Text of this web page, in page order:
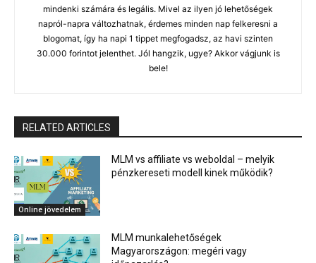
mindenki számára és legális. Mivel az ilyen jó lehetőségek
napról-napra változhatnak, érdemes minden nap felkeresni a
blogomat, így ha napi 1 tippet megfogadsz, az havi szinten
30.000 forintot jelenthet. Jól hangzik, ugye? Akkor vágjunk is
bele!
RELATED ARTICLES
Online jövedelem
MLM vs affiliate vs weboldal – melyik
pénzkereseti modell kinek működik?
MLM munkalehetőségek
Magyarországon: megéri vagy